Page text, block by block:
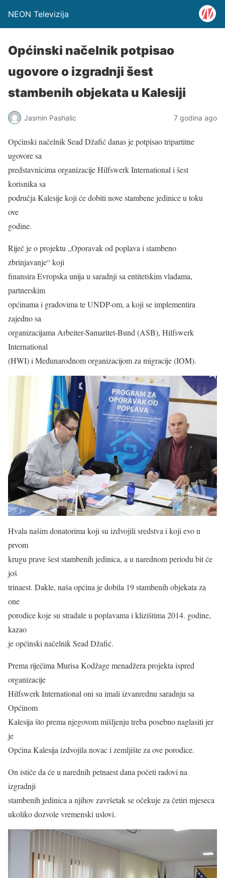
NEON Televizija
Općinski načelnik potpisao
ugovore o izgradnji šest
stambenih objekata u Kalesiji
Jasmin Pashalic 7 godina ago
Općinski načelnik Sead Džafić danas je potpisao tripartitne
ugovore sa
predstavnicima organizacije Hilfswerk International i šest
korisnika sa
područja Kalesije koji će dobiti nove stambene jedinice u toku
ove
godine.
Riječ je o projektu „Oporavak od poplava i stambeno
zbrinjavanje“ koji
finansira Evropska unija u saradnji sa entitetskim vladama,
partnerskim
općinama i gradovima te UNDP-om, a koji se implementira
zajedno sa
organizacijama Arbeiter-Samaritet-Bund (ASB), Hilfswerk
International
(HWI) i Međunarodnom organizacijom za migracije (IOM).
Hvala našim donatorima koji su izdvojili sredstva i koji evo u
prvom
krugu prave šest stambenih jedinica, a u narednom periodu bit će
još
trinaest. Dakle, naša općina je dobila 19 stambenih objekata za
one
porodice koje su stradale u poplavama i klizištima 2014. godine,
kazao
je općinski načelnik Sead Džafić.
Prema riječima Murisa Kodžage menadžera projekta ispred
organizacije
Hilfswerk International oni su imali izvanrednu saradnju sa
Općinom
Kalesija što prema njegovom mišljenju treba posebno naglasiti jer
je
Općina Kalesija izdvojila novac i zemljište za ove porodice.
On ističe da će u narednih petnaest dana početi radovi na
izgradnji
stambenih jedinica a njihov završetak se očekuje za četiri mjeseca
ukoliko dozvole vremenski uslovi.